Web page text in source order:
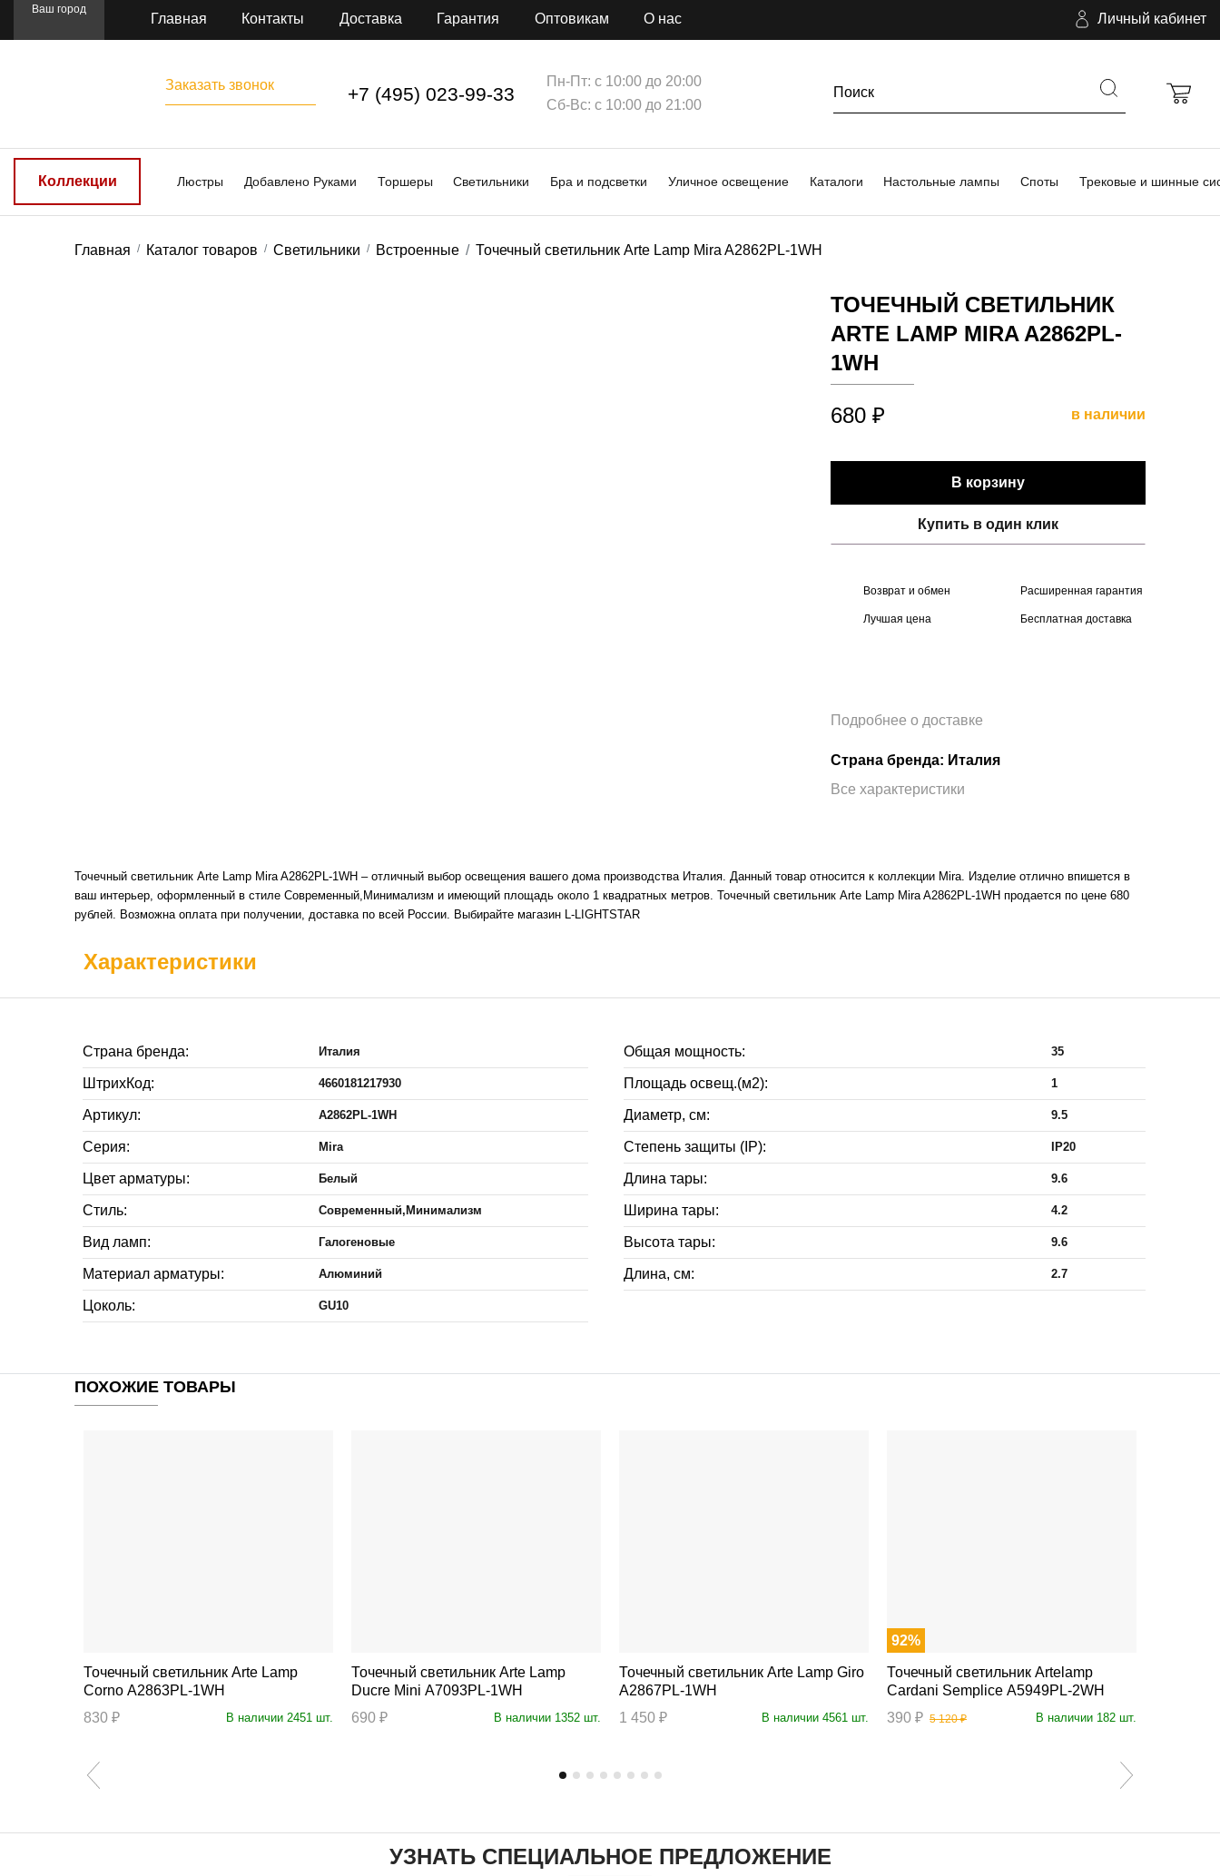
Ваш город
Главная Контакты Доставка Гарантия Оптовикам О нас Личный кабинет
Заказать звонок +7 (495) 023-99-33
Пн-Пт: с 10:00 до 20:00
Сб-Вс: с 10:00 до 21:00
Коллекции Люстры Добавлено Руками Торшеры Светильники Бра и подсветки Уличное освещение Каталоги Настольные лампы Споты Трековые и шинные
Главная Каталог товаров Светильники Встроенные Точечный светильник Arte Lamp Mira A2862PL-1WH
ТОЧЕЧНЫЙ СВЕТИЛЬНИК
ARTE LAMP MIRA A2862PL-
1WH
680 ₽ в наличии
В корзину
Купить в один клик
Возврат и обмен Расширенная гарантия
Лучшая цена Бесплатная доставка
Подробнее о доставке
Страна бренда: Италия
Все характеристики
Точечный светильник Arte Lamp Mira A2862PL-1WH – отличный выбор освещения вашего дома производства Италия. Данный товар относится к коллекции Mira. Изделие отлично впишется в
ваш интерьер, оформленный в стиле Современный,Минимализм и имеющий площадь около 1 квадратных метров. Точечный светильник Arte Lamp Mira A2862PL-1WH продается по цене 680
рублей. Возможна оплата при получении, доставка по всей России. Выбирайте магазин L-LIGHTSTAR
Характеристики
Страна бренда: Италия
ШтрихКод: 4660181217930
Артикул: A2862PL-1WH
Серия: Mira
Цвет арматуры: Белый
Стиль: Современный,Минимализм
Вид ламп: Галогеновые
Материал арматуры: Алюминий
Цоколь: GU10
Общая мощность: 35
Площадь освещ.(м2): 1
Диаметр, см: 9.5
Степень защиты (IP): IP20
Длина тары: 9.6
Ширина тары: 4.2
Высота тары: 9.6
Длина, см: 2.7
ПОХОЖИЕ ТОВАРЫ
Точечный светильник Arte Lamp
Corno A2863PL-1WH
830 ₽
В наличии 2451 шт.
Точечный светильник Arte Lamp
Ducre Mini A7093PL-1WH
690 ₽
В наличии 1352 шт.
Точечный светильник Arte Lamp Giro
A2867PL-1WH
1 450 ₽
В наличии 4561 шт.
92%
Точечный светильник Artelamp
Cardani Semplice A5949PL-2WH
390 ₽
В наличии 182 шт.
5 120 ₽
УЗНАТЬ СПЕЦИАЛЬНОЕ ПРЕДЛОЖЕНИЕ